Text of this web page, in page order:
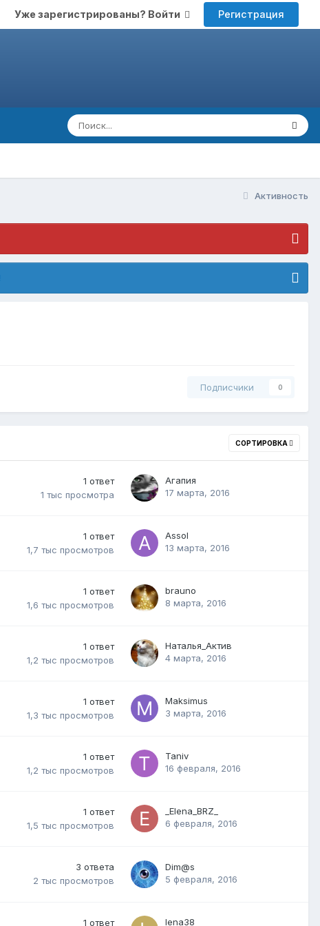
Уже зарегистрированы? Войти Регистрация
Активность
Подписчики 0
СОРТИРОВКА
1 ответ
1 тыс просмотра
Агапия
17 марта, 2016
1 ответ
1,7 тыс просмотров
Assol
13 марта, 2016
1 ответ
1,6 тыс просмотров
brauno
8 марта, 2016
1 ответ
1,2 тыс просмотров
Наталья_Актив
4 марта, 2016
1 ответ
1,3 тыс просмотров
Maksimus
3 марта, 2016
1 ответ
1,2 тыс просмотров
Taniv
16 февраля, 2016
1 ответ
1,5 тыс просмотров
_Elena_BRZ_
6 февраля, 2016
3 ответа
2 тыс просмотров
Dim@s
5 февраля, 2016
1 ответ lena38